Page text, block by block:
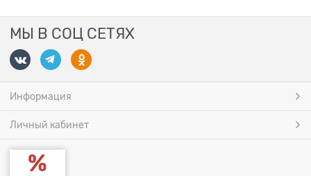
МЫ В СОЦ СЕТЯХ
Информация
Личный кабинет